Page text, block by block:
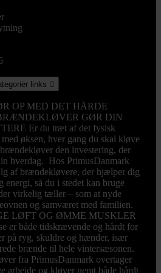
links 
OP MED DET HÅRDE
GØR DIN
Er du træt af det fysisk
øksen, hver gang du skal kløve
den investering, der
hverdag. Hos PrimusDanmark
af brændekløvere, der hjælper dig
energi, så du i stedet kan bruge
virkelig tæller – som at nyde
og samværet med familien.
LØFT OG ØMME MUSKLER
er både tidskrævende og hårdt for
på ryg, skuldre og hænder, især
brænde til hele vintersæsonen.
fra PrimusDanmark overtager
arbejde og kløver nemt både hårdt